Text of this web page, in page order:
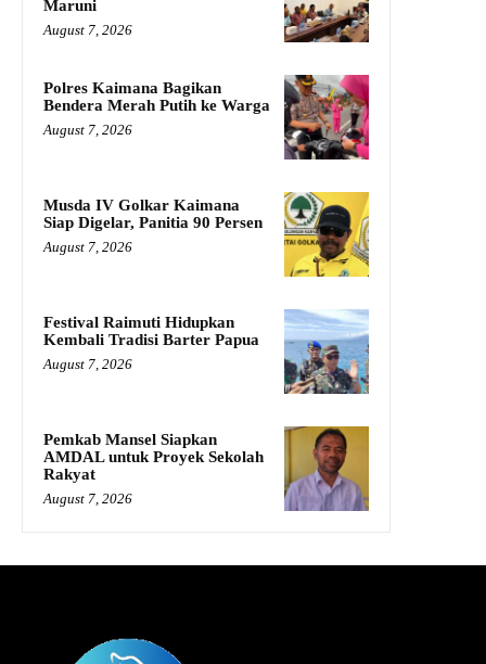
Maruni
August 7, 2026
Polres Kaimana Bagikan
Bendera Merah Putih ke Warga
August 7, 2026
Musda IV Golkar Kaimana
Siap Digelar, Panitia 90 Persen
August 7, 2026
Festival Raimuti Hidupkan
Kembali Tradisi Barter Papua
August 7, 2026
Pemkab Mansel Siapkan
AMDAL untuk Proyek Sekolah
Rakyat
August 7, 2026